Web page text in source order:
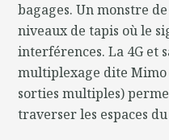
bagages. Un monstre
niveaux de tapis où le
interférences. La 4G et
multiplexage dite
sorties multiples)
traverser les espaces